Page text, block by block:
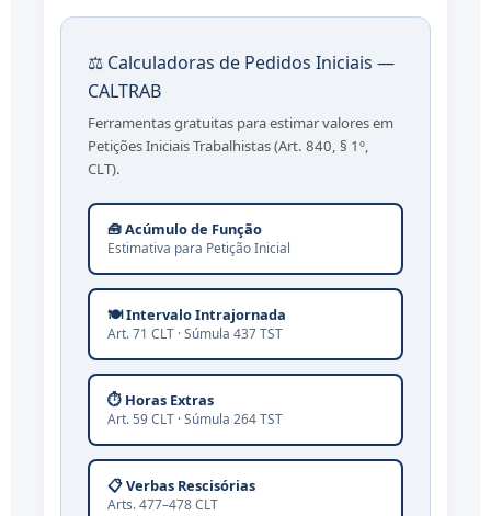
⚖️ Calculadoras de Pedidos Iniciais —
CALTRAB
Ferramentas gratuitas para estimar valores em
Petições Iniciais Trabalhistas (Art. 840, § 1º,
CLT).
🧰 Acúmulo de Função
Estimativa para Petição Inicial
🍽️ Intervalo Intrajornada
Art. 71 CLT · Súmula 437 TST
⏱️ Horas Extras
Art. 59 CLT · Súmula 264 TST
📋 Verbas Rescisórias
Arts. 477–478 CLT